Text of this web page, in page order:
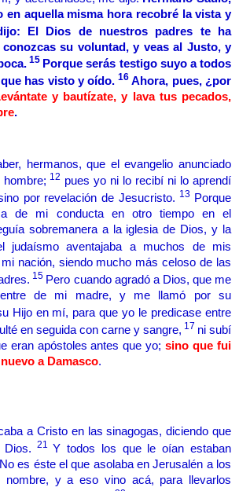
en aquella misma hora recobré la vista y
El Dios de nuestros padres te ha
su voluntad, y veas al Justo, y
15 Porque serás testigo suyo a todos
has visto y oído. 16 Ahora, pues, ¿por
y bautízate, y lava tus pecados,
.
hermanos, que el evangelio anunciado
12 pues yo ni lo recibí ni lo aprendí
por revelación de Jesucristo. 13 Porque
de mi conducta en otro tiempo en el
sobremanera a la iglesia de Dios, y la
judaísmo aventajaba a muchos de mis
nación, siendo mucho más celoso de las
15 Pero cuando agradó a Dios, que me
de mi madre, y me llamó por su
Hijo en mí, para que yo le predicase entre
en seguida con carne y sangre, 17 ni subí
eran apóstoles antes que yo;sino que fui
a Damasco.
a Cristo en las sinagogas, diciendo que
21Y todos los que le oían estaban
es éste el que asolaba en Jerusalén a los
nombre, y a eso vino acá, para llevarlos